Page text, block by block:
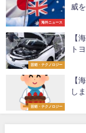
海外ニュース
威
芸術・テクノロジー
【
ト
芸術・テクノロジー
【
し